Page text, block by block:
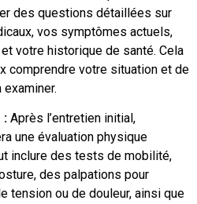
des questions détaillées sur
vos symptômes actuels,
votre historique de santé. Cela
comprendre votre situation et de
: Après l’entretien initial,
une évaluation physique
inclure des tests de mobilité,
des palpations pour
tension ou de douleur, ainsi que